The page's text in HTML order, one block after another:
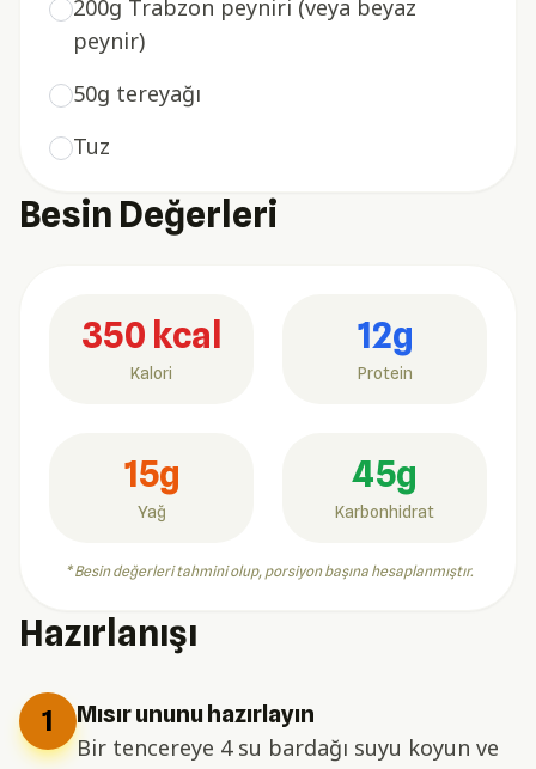
200g Trabzon peyniri (veya beyaz
peynir)
50g tereyağı
Tuz
Besin Değerleri
350 kcal
Kalori
12g
Protein
15g
Yağ
45g
Karbonhidrat
* Besin değerleri tahmini olup, porsiyon başına hesaplanmıştır.
Hazırlanışı
1
Mısır ununu hazırlayın
Bir tencereye 4 su bardağı suyu koyun ve